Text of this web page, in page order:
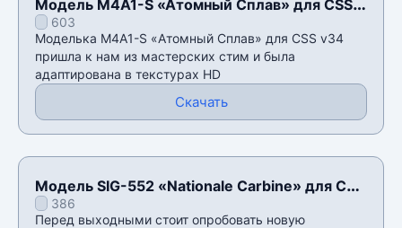
Модель M4A1-S «Атомный Сплав» для CSS
v34603
Моделька M4A1-S «Атомный Сплав» для CSS v34
пришла к нам из мастерских стим и была
адаптирована в текстурах HD
Скачать
Модель SIG-552 «Nationale Carbine» для CSS
v34386
Перед выходными стоит опробовать новую